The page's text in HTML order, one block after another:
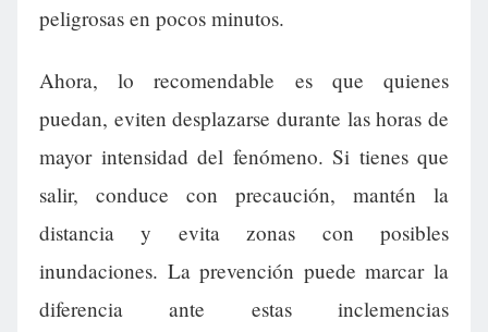
peligrosas en pocos minutos.
Ahora, lo recomendable es que quienes
puedan, eviten desplazarse durante las horas de
mayor intensidad del fenómeno. Si tienes que
salir, conduce con precaución, mantén la
distancia y evita zonas con posibles
inundaciones. La prevención puede marcar la
diferencia ante estas inclemencias